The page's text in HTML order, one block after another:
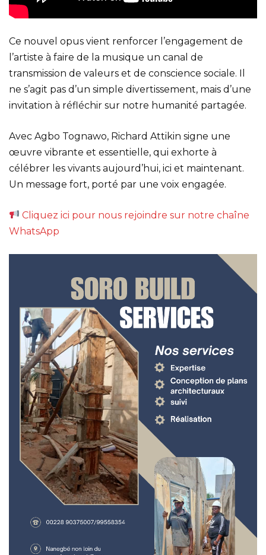
Ce nouvel opus vient renforcer l’engagement de
l’artiste à faire de la musique un canal de
transmission de valeurs et de conscience sociale. Il
ne s’agit pas d’un simple divertissement, mais d’une
invitation à réfléchir sur notre humanité partagée.
Avec Agbo Tognawo, Richard Attikin signe une
œuvre vibrante et essentielle, qui exhorte à
célébrer les vivants aujourd’hui, ici et maintenant.
Un message fort, porté par une voix engagée.
Cliquez ici pour nous rejoindre sur notre chaîne
WhatsApp